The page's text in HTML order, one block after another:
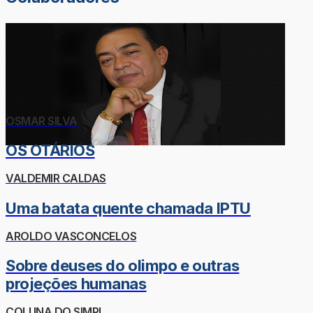
OSMAR SILVA
OS OTÁRIOS
VALDEMIR CALDAS
Uma batata quente chamada IPTU
AROLDO VASCONCELOS
Sobre deuses do olimpo e outras
projeções humanas